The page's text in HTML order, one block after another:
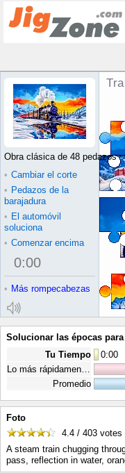
Obra clásica de 48 pedazos
• Cambiar el corte
• Pedazos de la
barajadura
• El automóvil
soluciona
• Comenzar encima
0:00
• Más rompecabezas
Solucionar las épocas
Tu Tiempo
0:00
Lo más rápidamente posible
Promedio
Foto
4.4 / 403 votes
A steam train chugging
pass, reflection in water,